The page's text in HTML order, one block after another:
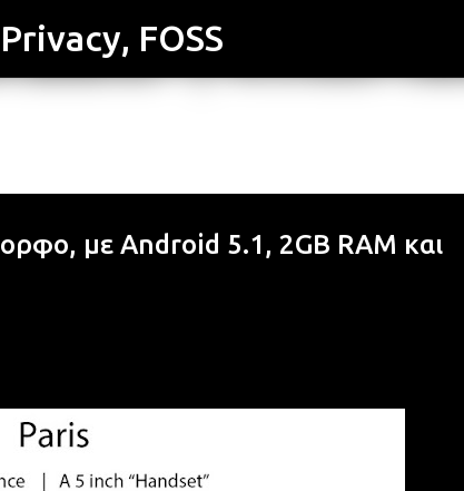
Μετάβαση στο κύριο περιεχόμενο
FOSS
με Android 5.1, 2GB RAM και